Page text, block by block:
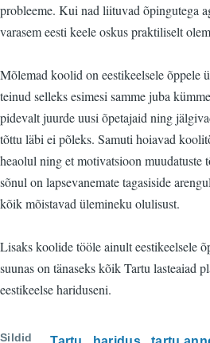
probleeme. Kui nad liituvad õpingutega
varasem eesti keele oskus praktiliselt
Mõlemad koolid on eestikeelsele õppele
teinud selleks esimesi samme juba
pidevalt juurde uusi õpetajaid ning
tõttu läbi ei põleks. Samuti hoiavad
heaolul ning et motivatsioon muudatuste
sõnul on lapsevanemate tagasiside
kõik mõistavad ülemineku olulisust.
Lisaks koolide tööle ainult eestikeelsele
suunas on tänaseks kõik Tartu lasteaiad
eestikeelse hariduseni.
Sildid